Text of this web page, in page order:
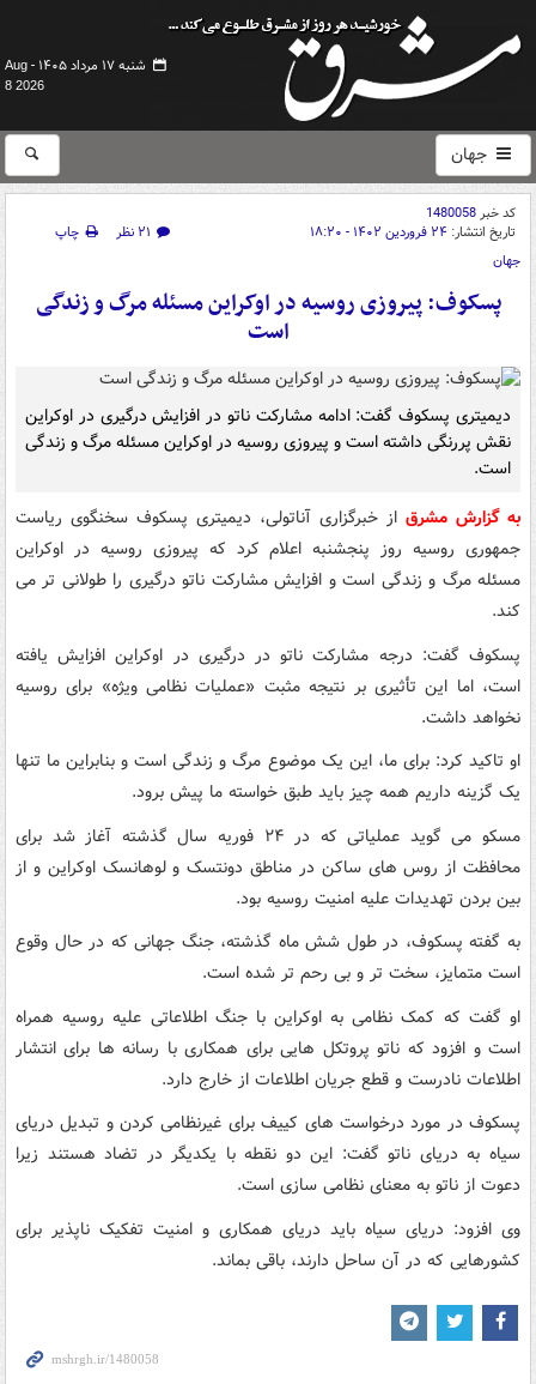
شنبه ۱۷ مرداد ۱۴۰۵ -
Aug
8 2026
جهان
کد خبر1480058
تاریخ انتشار: ۲۴ فروردین ۱۴۰۲ - ۱۸:۲۰ ۲۱ نظر
چاپ
جهان
پسکوف: پیروزی روسیه در اوکراین مسئله مرگ و زندگی
است
دیمیتری پسکوف گفت: ادامه مشارکت ناتو در افزایش درگیری در اوکراین
نقش پررنگی داشته است و پیروزی روسیه در اوکراین مسئله مرگ و زندگی
است.
به گزارش مشرق از خبرگزاری آناتولی، دیمیتری پسکوف سخنگوی ریاست
جمهوری روسیه روز پنجشنبه اعلام کرد که پیروزی روسیه در اوکراین
مسئله مرگ و زندگی است و افزایش مشارکت ناتو درگیری را طولانی تر می
کند.
پسکوف گفت: درجه مشارکت ناتو در درگیری در اوکراین افزایش یافته
است، اما این تأثیری بر نتیجه مثبت «عملیات نظامی ویژه» برای روسیه
نخواهد داشت.
او تاکید کرد: برای ما، این یک موضوع مرگ و زندگی است و بنابراین ما تنها
یک گزینه داریم همه چیز باید طبق خواسته ما پیش برود.
مسکو می گوید عملیاتی که در ۲۴ فوریه سال گذشته آغاز شد برای
محافظت از روس های ساکن در مناطق دونتسک و لوهانسک اوکراین و از
بین بردن تهدیدات علیه امنیت روسیه بود.
به گفته پسکوف، در طول شش ماه گذشته، جنگ جهانی که در حال وقوع
است متمایز، سخت تر و بی رحم تر شده است.
او گفت که کمک نظامی به اوکراین با جنگ اطلاعاتی علیه روسیه همراه
است و افزود که ناتو پروتکل هایی برای همکاری با رسانه ها برای انتشار
اطلاعات نادرست و قطع جریان اطلاعات از خارج دارد.
پسکوف در مورد درخواست های کییف برای غیرنظامی کردن و تبدیل دریای
سیاه به دریای ناتو گفت: این دو نقطه با یکدیگر در تضاد هستند زیرا
دعوت از ناتو به معنای نظامی سازی است.
وی افزود: دریای سیاه باید دریای همکاری و امنیت تفکیک ناپذیر برای
کشورهایی که در آن ساحل دارند، باقی بماند.